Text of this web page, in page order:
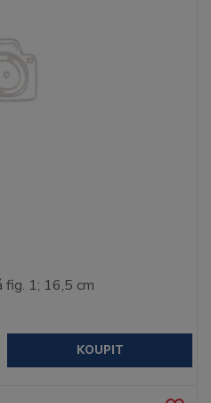
fig. 1; 16,5 cm
KOUPIT